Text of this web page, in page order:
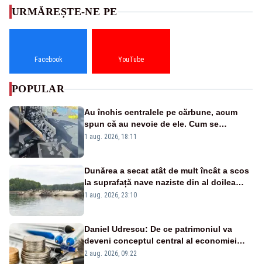
URMĂREȘTE-NE PE
Facebook YouTube
POPULAR
Au închis centralele pe cărbune, acum
spun că au nevoie de ele. Cum se
pasează vina în plină criză energetică
1 aug. 2026, 18:11
Dunărea a secat atât de mult încât a scos
la suprafață nave naziste din al doilea
război mondial
1 aug. 2026, 23:10
Daniel Udrescu: De ce patrimoniul va
deveni conceptul central al economiei
viitoare?
2 aug. 2026, 09:22